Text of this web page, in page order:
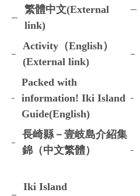
繁體中文(External
link)
Activity（English）
(External link)
Packed with
information! Iki Island
Guide(English)
長崎縣－壹岐島介紹集
錦（中文繁體）
Iki Island